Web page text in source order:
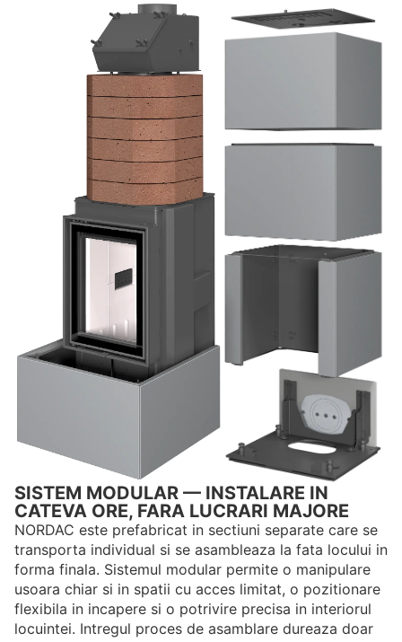
SISTEM MODULAR — INSTALARE IN
CATEVA ORE, FARA LUCRARI MAJORE
NORDAC este prefabricat in sectiuni separate care se
transporta individual si se asambleaza la fata locului in
forma finala. Sistemul modular permite o manipulare
usoara chiar si in spatii cu acces limitat, o pozitionare
flexibila in incapere si o potrivire precisa in interiorul
locuintei. Intregul proces de asamblare dureaza doar